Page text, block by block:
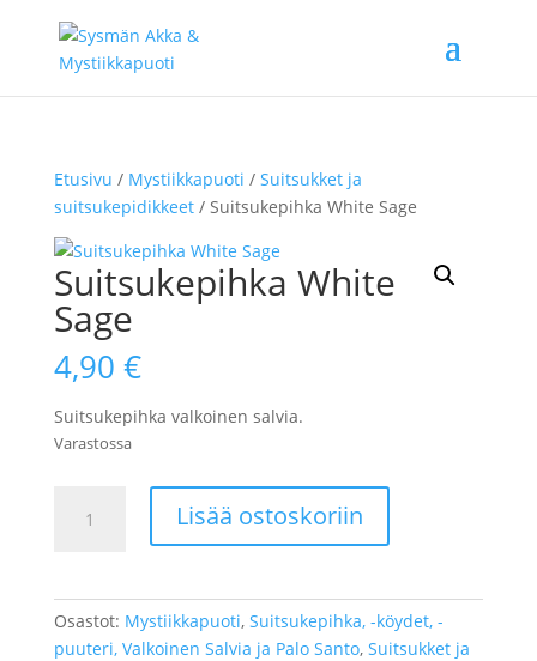
Etusivu / Mystiikkapuoti / Suitsukket ja
suitsukepidikkeet/ Suitsukepihka White Sage
Suitsukepihka White
Sage
4,90 €
Suitsukepihka valkoinen salvia.
Varastossa
White
Lisää ostoskoriin
Osastot: Mystiikkapuoti, Suitsukepihka, -köydet, -
puuteri, Valkoinen Salvia ja Palo Santo, Suitsukket ja